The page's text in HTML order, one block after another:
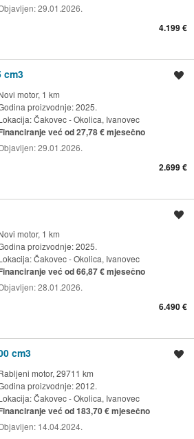
29.01.2026.
4.199 €
cm3
motor, 1 km
proizvodnje: 2025.
Čakovec - Okolica, Ivanovec
već od 27,78 € mjesečno
29.01.2026.
2.699 €
motor, 1 km
proizvodnje: 2025.
Čakovec - Okolica, Ivanovec
već od 66,87 € mjesečno
28.01.2026.
6.490 €
cm3
motor, 29711 km
proizvodnje: 2012.
Čakovec - Okolica, Ivanovec
već od 183,70 € mjesečno
14.04.2024.